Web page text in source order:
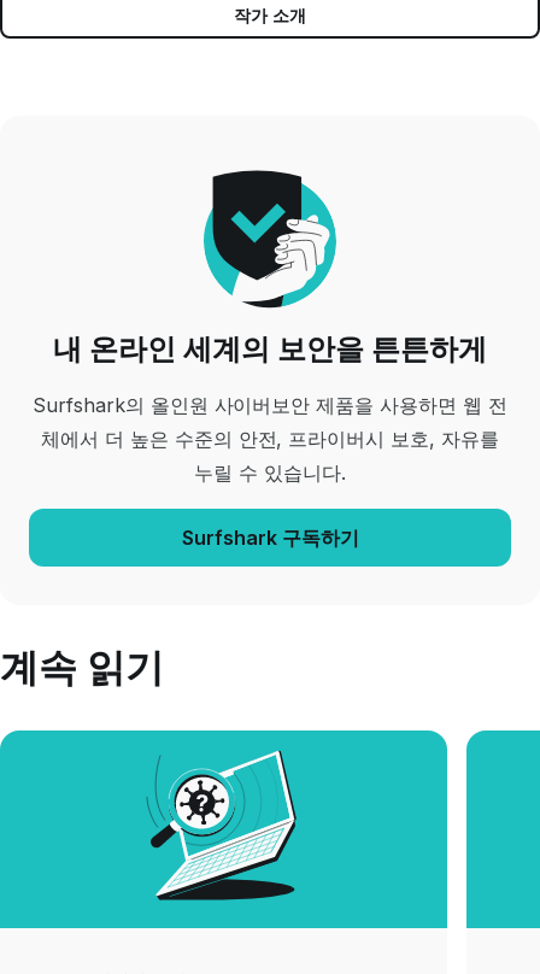
작가 소개
내 온라인 세계의 보안을 튼튼하게
Surfshark의 올인원 사이버보안 제품을 사용하면 웹 전
체에서 더 높은 수준의 안전, 프라이버시 보호, 자유를
누릴 수 있습니다.
Surfshark 구독하기
계속 읽기